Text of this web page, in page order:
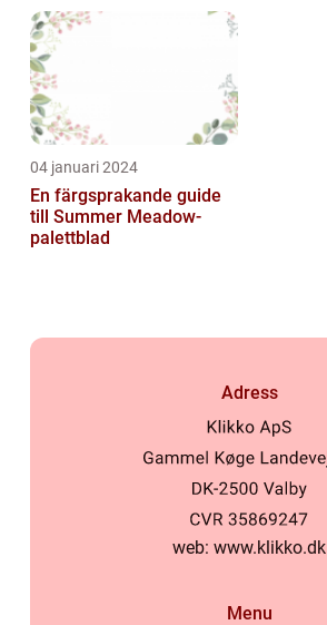
04 januari 2024
En färgsprakande guide
till Summer Meadow-
palettblad
Adress
web: www.klikko.dk
Menu